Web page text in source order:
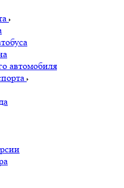
автомобиля